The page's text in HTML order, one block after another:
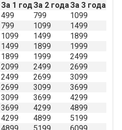
За 1 годЗа 2 годаЗа 3 года
499 799
1099
799 1099
1499
1099 1499
1899
1499 1899
1999
1899 1999
2499
2099 2499
2699
2499 2699
3099
2699 3099
3699
3099 3699
4299
3699 4299
4899
4299 4899
5199